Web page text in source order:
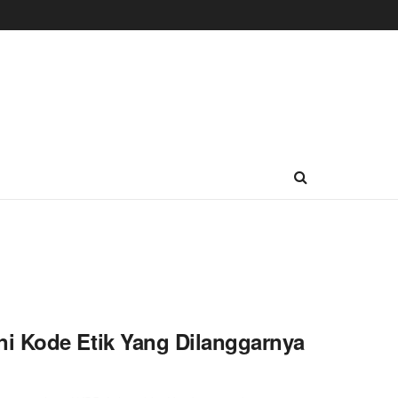
Kode Etik Yang Dilanggarnya